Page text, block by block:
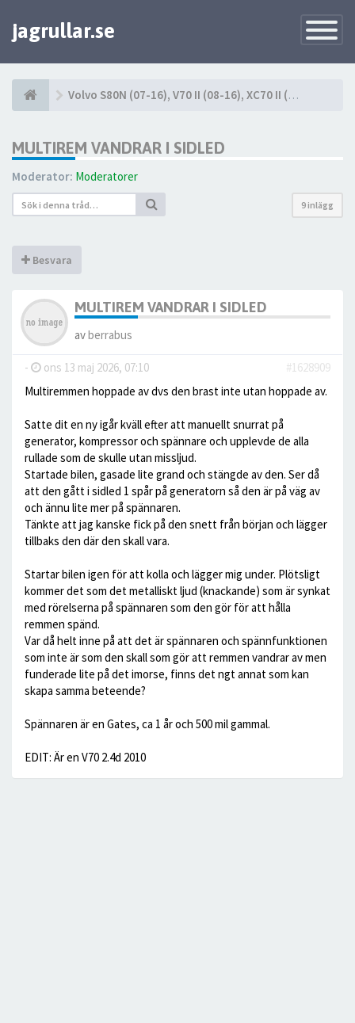
Toggle
jagrullar.se
Volvo S80N (07-16), V70 II (08-16), XC70 II (08-16)
MULTIREM VANDRAR I SIDLED
Moderator: Moderatorer
9 inlägg
Besvara
MULTIREM VANDRAR I SIDLED
avberrabus
- ons 13 maj 2026, 07:10
#1628909
Multiremmen hoppade av dvs den brast inte utan hoppade av.
Satte dit en ny igår kväll efter att manuellt snurrat på
generator, kompressor och spännare och upplevde de alla
rullade som de skulle utan missljud.
Startade bilen, gasade lite grand och stängde av den. Ser då
att den gått i sidled 1 spår på generatorn så den är på väg av
och ännu lite mer på spännaren.
Tänkte att jag kanske fick på den snett från början och lägger
tillbaks den där den skall vara.
Startar bilen igen för att kolla och lägger mig under. Plötsligt
kommer det som det metalliskt ljud (knackande) som är synkat
med rörelserna på spännaren som den gör för att hålla
remmen spänd.
Var då helt inne på att det är spännaren och spännfunktionen
som inte är som den skall som gör att remmen vandrar av men
funderade lite på det imorse, finns det ngt annat som kan
skapa samma beteende?
Spännaren är en Gates, ca 1 år och 500 mil gammal.
EDIT: Är en V70 2.4d 2010